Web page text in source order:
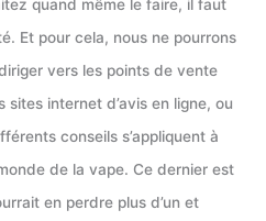
quand même le faire, il faut
Et pour cela, nous ne pourrons
vers les points de vente
internet d’avis en ligne, ou
conseils s’appliquent à
de la vape. Ce dernier est
en perdre plus d’un et